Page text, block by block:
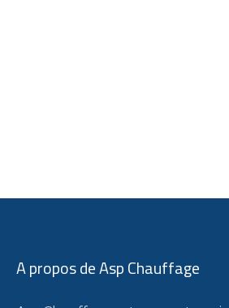
A propos deAsp Chauffage